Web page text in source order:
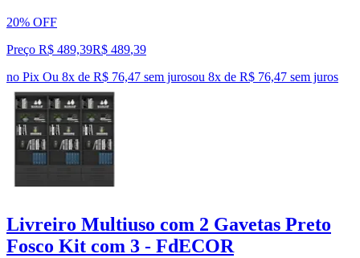
20% OFF
Preço R$ 489,39R$ 489,39
no Pix Ou 8x de R$ 76,47 sem jurosou 8x de R$ 76,47 sem juros
Livreiro Multiuso com 2 Gavetas Preto
Fosco Kit com 3 - FdECOR